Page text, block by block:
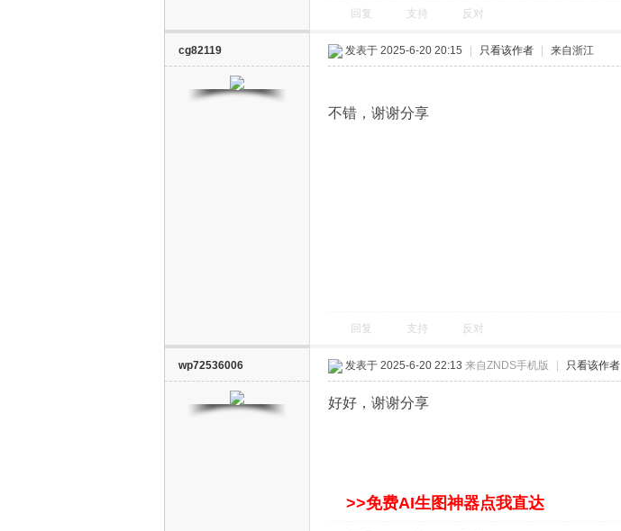
回复 支持 反对
cg82119 发表于 2025-6-20 20:15 只看该作者 来自浙江
不错，谢谢分享
回复 支持 反对
wp72536006 发表于 2025-6-20 22:13 来自ZNDS手机版 只看该作者
好好，谢谢分享
>>免费AI生图神器点我直达